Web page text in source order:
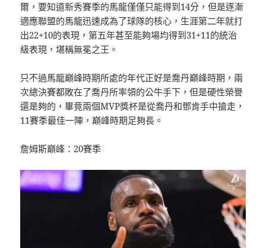
爾，要知道新秀賽季的馬龍僅僅只能得到14分，但是逐漸
適應聯盟的馬龍迅速成為了球隊的核心，生涯第二年就打
出22+10的表現，第五年甚至能夠場均得到31+11的統治
級表現，堪稱無冕之王。
只不過馬龍巔峰時期所處的年代正好是喬丹巔峰時期，兩
次總決賽都敗在了喬丹所率領的公牛手下，但是硬性榮譽
還是夠的，畢竟兩個MVP獎杯是從喬丹和鄧肯手中搶走，
11賽季最佳一陣，巔峰時期足夠長。
詹姆斯巔峰：20賽季